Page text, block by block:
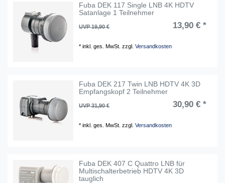
Fuba DEK 117 Single LNB 4K HDTV
Satanlage 1 Teilnehmer
UVP 19,90 € 13,90 € *
*inkl. ges. MwSt. zzgl.Versandkosten
Fuba DEK 217 Twin LNB HDTV 4K 3D
Empfangskopf 2 Teilnehmer
UVP 31,90 € 30,90 € *
*inkl. ges. MwSt. zzgl.Versandkosten
Fuba DEK 407 C Quattro LNB für
Multischalterbetrieb HDTV 4K 3D
tauglich